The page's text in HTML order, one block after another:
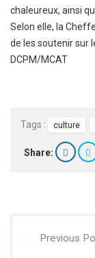
chaleureux, ainsi
Selon elle, la
de les soutenir sur
DCPM/MCAT
Tags : culture
Share:
Previous